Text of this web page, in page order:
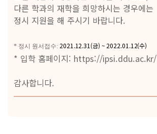
서비스품질우수상
교육품질인증
전문대학기관평가인증
다른 학과의 재학을 희망하시는 경우에는
정시 지원을 해 주시기 바랍니다.
* 정시 원서접수: 2021.12.31(금) ~ 2022.01.12(수)
* 입학 홈페이지: https://ipsi.ddu.ac.kr/
감사합니다.